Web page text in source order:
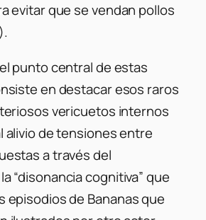
evitar que se vendan pollos
punto central de estas
en destacar esos raros
vericuetos internos
alivio de tensiones entre
a través del
“disonancia cognitiva” que
episodios de Bananas que